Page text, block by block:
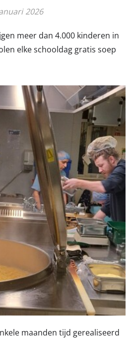
2026
meer dan 4.000 kinderen in
elke schooldag gratis soep
maanden tijd gerealiseerd